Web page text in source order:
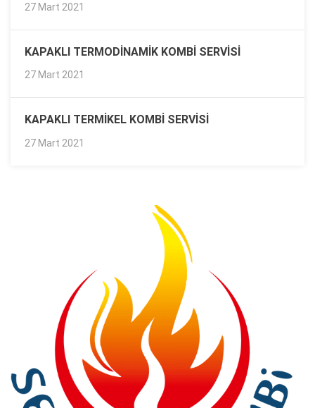
27 Mart 2021
KAPAKLI TERMODINAMIK KOMBI SERVISI
27 Mart 2021
KAPAKLI TERMIKEL KOMBI SERVISI
27 Mart 2021